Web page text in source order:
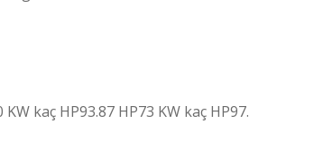
kaç HP93.87 HP73 KW kaç HP97.